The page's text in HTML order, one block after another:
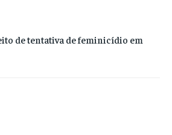
de tentativa de feminicídio em